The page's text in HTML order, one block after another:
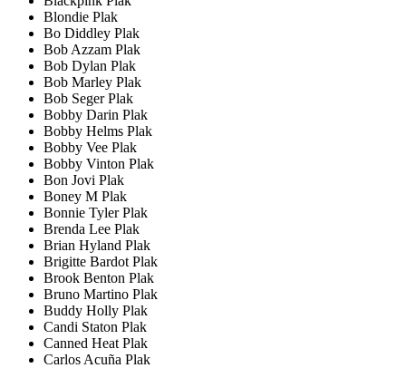
Blondie Plak
Bo Diddley Plak
Bob Azzam Plak
Bob Dylan Plak
Bob Marley Plak
Bob Seger Plak
Bobby Darin Plak
Bobby Helms Plak
Bobby Vee Plak
Bobby Vinton Plak
Bon Jovi Plak
Boney M Plak
Bonnie Tyler Plak
Brenda Lee Plak
Brian Hyland Plak
Brigitte Bardot Plak
Brook Benton Plak
Bruno Martino Plak
Buddy Holly Plak
Candi Staton Plak
Canned Heat Plak
Carlos Acuña Plak